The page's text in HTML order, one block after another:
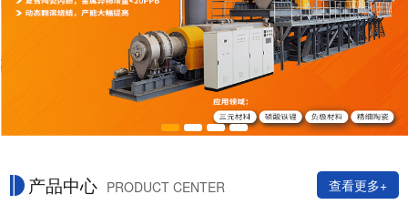
产品中心 PRODUCT CENTER 查看更多+